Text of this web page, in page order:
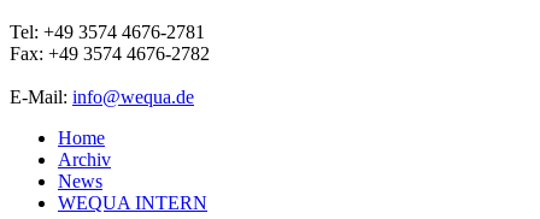
Tel: +49 3574 4676-2781
Fax: +49 3574 4676-2782
E-Mail: info@wequa.de
Home
Archiv
News
WEQUA INTERN